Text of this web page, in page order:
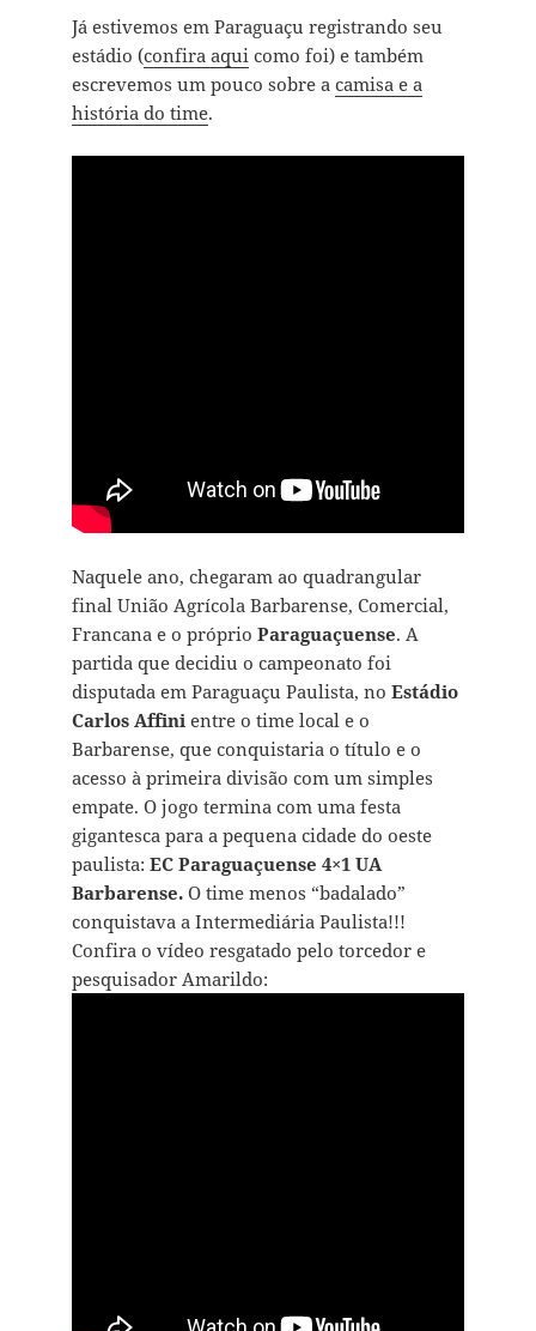
Já estivemos em Paraguaçu registrando seu
estádio (confira aqui como foi) e também
escrevemos um pouco sobre a camisa e a
história do time.
Naquele ano, chegaram ao quadrangular
final União Agrícola Barbarense, Comercial,
Francana e o próprio Paraguaçuense. A
partida que decidiu o campeonato foi
disputada em Paraguaçu Paulista, no Estádio
Carlos Affini entre o time local e o
Barbarense, que conquistaria o título e o
acesso à primeira divisão com um simples
empate. O jogo termina com uma festa
gigantesca para a pequena cidade do oeste
paulista: EC Paraguaçuense 4×1 UA
Barbarense.O time menos “badalado”
conquistava a Intermediária Paulista!!!
Confira o vídeo resgatado pelo torcedor e
pesquisador Amarildo: